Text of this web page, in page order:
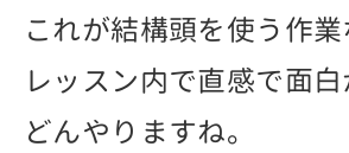
これが結構頭を使う作
レッスン内で直感で面
どんやりますね。